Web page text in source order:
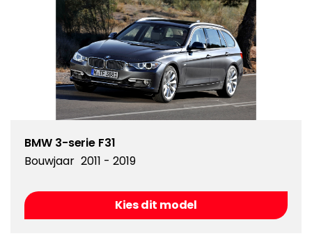
BMW 3-serie F31
Bouwjaar 2011 - 2019
Kies dit model